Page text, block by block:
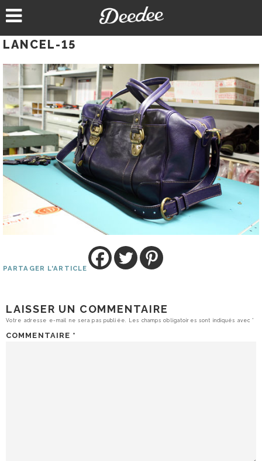
au
LANCEL-15
PARTAGER L'ARTICLE
LAISSER UN COMMENTAIRE
Votre adresse e-mail ne sera pas publiée. Les champs obligatoires sont indiqués avec*
COMMENTAIRE *